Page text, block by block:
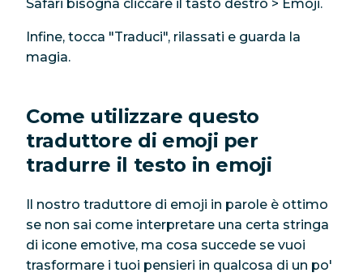
Safari bisogna cliccare il tasto destro > Emoji.
Infine, tocca "Traduci", rilassati e guarda la
magia.
Come utilizzare questo
traduttore di emoji per
tradurre il testo in emoji
Il nostro traduttore di emoji in parole è ottimo
se non sai come interpretare una certa stringa
di icone emotive, ma cosa succede se vuoi
trasformare i tuoi pensieri in qualcosa di un po'